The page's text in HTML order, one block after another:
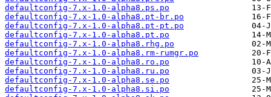
defaultconfig-7.x-1.0-alpha8.ps.po
defaultconfig-7.x-1.0-alpha8.pt-br.po
defaultconfig-7.x-1.0-alpha8.pt-pt.po
defaultconfig-7.x-1.0-alpha8.pt.po
defaultconfig-7.x-1.0-alpha8.rhg.po
defaultconfig-7.x-1.0-alpha8.rm-rumgr.po
defaultconfig-7.x-1.0-alpha8.ro.po
defaultconfig-7.x-1.0-alpha8.ru.po
defaultconfig-7.x-1.0-alpha8.se.po
defaultconfig-7.x-1.0-alpha8.si.po